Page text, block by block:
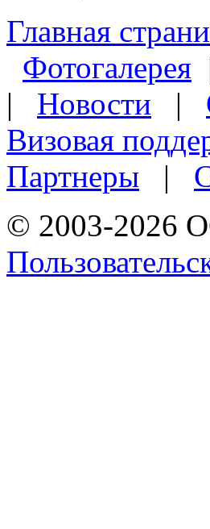
Главная
Фотогалерея
| Новости |
Визовая
Партнеры |
© 2003-2026